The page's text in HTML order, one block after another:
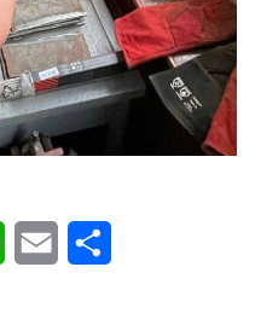
WhatsApp
Email